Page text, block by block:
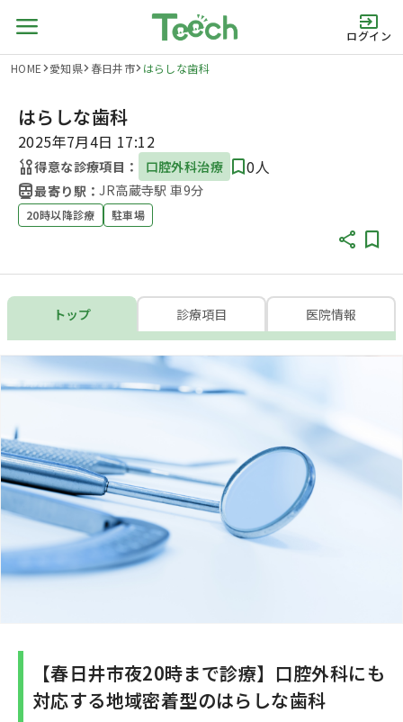
ログイン
HOME 愛知県 春日井市 はらしな歯科
はらしな歯科
2025年7月4日 17:12
得意な診療項目： 口腔外科治療 0人
最寄り駅：JR高蔵寺駅 車9分
20時以降診療 駐車場
トップ 診療項目 医院情報
【春日井市夜20時まで診療】口腔外科にも
対応する地域密着型のはらしな歯科